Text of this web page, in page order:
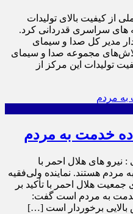
از کیفیت بالای تولیدات
های سراسری قدردانی کرد.
مدیر کل صدا و سیمای
مجموعه صدا و سیمای
تولیدات این مرکز از
خدمت به مردم
نیرو های هلال احمر با
مردم هستند. نماینده ولی‌فقیه
هلال احمر با تأکید بر
خدمت به مردم است گفت:
بالایی برخوردار است […]